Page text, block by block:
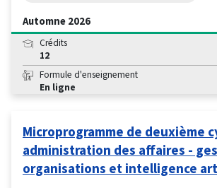
Automne 2026
Crédits
12
Formule d'enseignement
En ligne
Microprogramme de deuxième
administration des affaires -
organisations et intelligence